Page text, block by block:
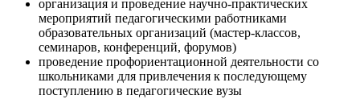
организация и проведение научно-практических
мероприятий педагогическими работниками
образовательных организаций (мастер-классов,
семинаров, конференций, форумов)
проведение профориентационной деятельности со
школьниками для привлечения к последующему
поступлению в педагогические вузы